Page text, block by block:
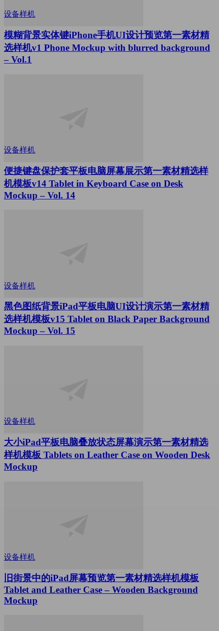
设备样机
模糊背景实体键iPhone手机UI设计预览第一素材精
选样机v1 Phone Mockup with blurred background
– Vol.1
设备样机
便捷键盘保护套平板电脑屏幕展示第一素材精选样
机模板v14 Tablet in Keyboard Case on Desk
Mockup – Vol. 14
设备样机
黑色图纸背景iPad平板电脑UI设计演示第一素材精
选样机模板v15 Tablet on Black Paper Background
Mockup – Vol. 15
设备样机
大小iPad平板电脑叠放状态屏幕演示第一素材精选
样机模板 Tablets on Leather Case on Wooden Desk
Mockup
设备样机
旧街景中的iPad屏幕预览第一素材精选样机模板
Tablet and Leather Case – Wooden Background
Mockup